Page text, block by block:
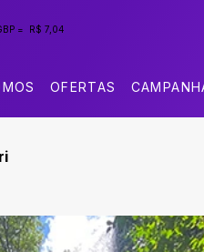
= R$ 7,04
OFERTAS